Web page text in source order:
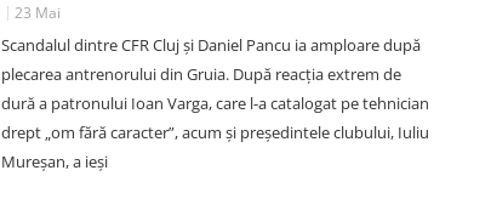
23 Mai
Scandalul dintre CFR Cluj și Daniel Pancu ia amploare după
plecarea antrenorului din Gruia. După reacția extrem de
dură a patronului Ioan Varga, care l-a catalogat pe tehnician
drept „om fără caracter”, acum și președintele clubului, Iuliu
Mureșan, a ieși